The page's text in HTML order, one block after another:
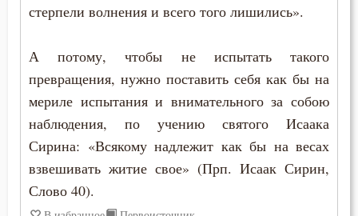
Симеон Новый Богослов
Симеон Солунский
Тихон Задонский
Фалассий Ливийский
Феогност
стерпели волнения и всего того лишились».
А потому, чтобы не испытать такого
превращения, нужно поставить себя как бы на
мериле испытания и внимательного за собою
наблюдения, по учению святого Исаака
Сирина: «Всякому надлежит как бы на весах
взвешивать житие свое» (Прп. Исаак Сирин,
Слово 40).